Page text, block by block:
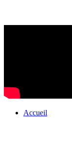
Accueil